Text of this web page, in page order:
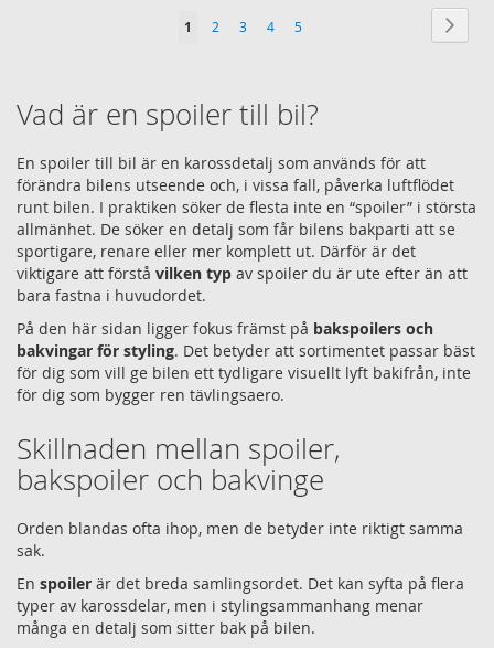
ÖNSKELISTA
ÖNSKELISTA
Sida
You're
page
1 Sida
2 Sida
3 Sida
4 Sida
5
Vad är en spoiler till bil?
En spoiler till bil är en karossdetalj som används för att
förändra bilens utseende och, i vissa fall, påverka luftflödet
runt bilen. I praktiken söker de flesta inte en “spoiler” i största
allmänhet. De söker en detalj som får bilens bakparti att se
sportigare, renare eller mer komplett ut. Därför är det
viktigare att förstå vilken typ av spoiler du är ute efter än att
bara fastna i huvudordet.
På den här sidan ligger fokus främst på bakspoilers och
bakvingar för styling. Det betyder att sortimentet passar bäst
för dig som vill ge bilen ett tydligare visuellt lyft bakifrån, inte
för dig som bygger ren tävlingsaero.
Skillnaden mellan spoiler,
bakspoiler och bakvinge
Orden blandas ofta ihop, men de betyder inte riktigt samma
sak.
En spoiler är det breda samlingsordet. Det kan syfta på flera
typer av karossdelar, men i stylingsammanhang menar
många en detalj som sitter bak på bilen.